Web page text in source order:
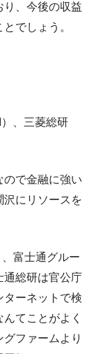
り、今後の収益
でしょう。
、三菱総研
ので金融に強い
沢にリソースを
富士通グルー
通総研は官公庁
ターネットで検
てことがよく
ファームより